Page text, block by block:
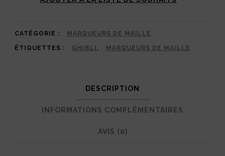
maille
étoilée
:
CATÉGORIE : MARQUEURS DE MAILLE
ÉTIQUETTES : GHIBLI , MARQUEURS DE MAILLE
DESCRIPTION
INFORMATIONS COMPLÉMENTAIRES
AVIS (0)